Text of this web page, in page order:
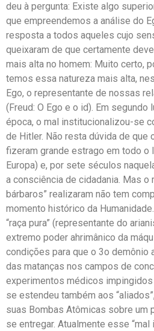
deu à pergunta: Existe algo
que empreendemos a análise do
resposta a todos aqueles cujo
queixaram de que certamente
mais alta no homem: Muito certo,
temos essa natureza mais alta,
Ego, o representante de nossas
(Freud: O Ego e o id). Em segundo
época, o mal institucionalizou-se
de Hitler. Não resta dúvida de que
fizeram grande estrago em todo o
Europa) e, por sete séculos
a consciência de cidadania. Mas o
bárbaros” realizaram não tem
momento histórico da
“raça pura” (representante do
extremo poder ahrimânico da
condições para que o 3o demônio
das matanças nos campos de
experimentos médicos impingidos
se estendeu também aos
suas Bombas Atômicas sobre um
se entregar. Atualmente esse